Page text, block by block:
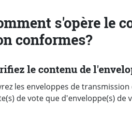
s'opère le
conformes?
le contenu de
les enveloppes de
de vote que d'enveloppe(s) de